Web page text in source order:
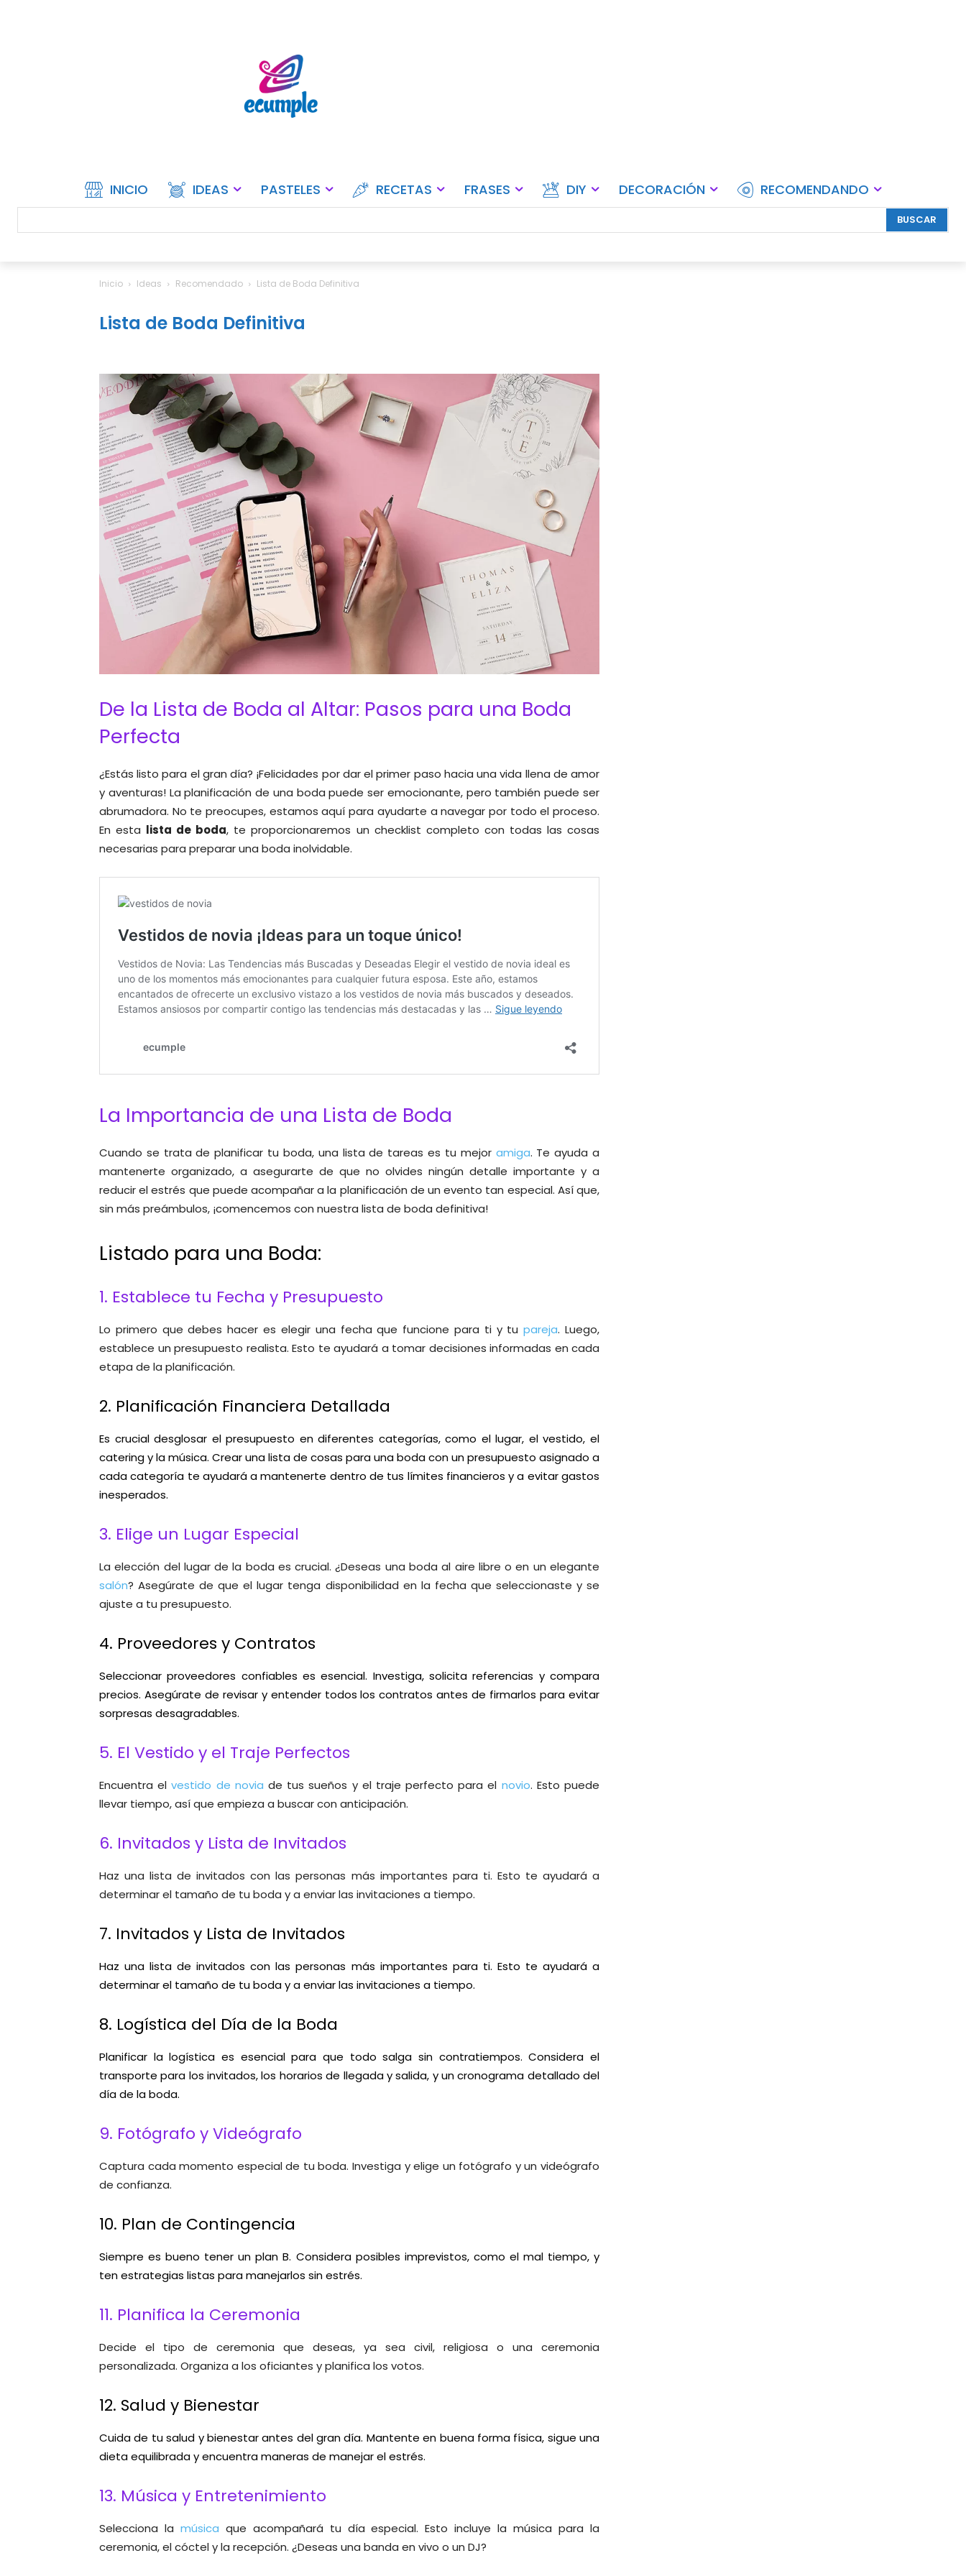
INICIO IDEAS PASTELES RECETAS FRASES DIY DECORACIÓN RECOMENDANDO
BUSCAR
Inicio Ideas Recomendado Lista de Boda Definitiva
Lista de Boda Definitiva
De la Lista de Boda al Altar: Pasos para una Boda
Perfecta
¿Estás listo para el gran día? ¡Felicidades por dar el primer paso hacia una vida llena de amor
y aventuras! La planificación de una boda puede ser emocionante, pero también puede ser
abrumadora. No te preocupes, estamos aquí para ayudarte a navegar por todo el proceso.
En esta lista de boda, te proporcionaremos un checklist completo con todas las cosas
necesarias para preparar una boda inolvidable.
La Importancia de una Lista de Boda
Cuando se trata de planificar tu boda, una lista de tareas es tu mejor amiga. Te ayuda a
mantenerte organizado, a asegurarte de que no olvides ningún detalle importante y a
reducir el estrés que puede acompañar a la planificación de un evento tan especial. Así que,
sin más preámbulos, ¡comencemos con nuestra lista de boda definitiva!
Listado para una Boda:
1. Establece tu Fecha y Presupuesto
Lo primero que debes hacer es elegir una fecha que funcione para ti y tupareja. Luego,
establece un presupuesto realista. Esto te ayudará a tomar decisiones informadas en cada
etapa de la planificación.
2. Planificación Financiera Detallada
Es crucial desglosar el presupuesto en diferentes categorías, como el lugar, el vestido, el
catering y la música. Crear una lista de cosas para una boda con un presupuesto asignado a
cada categoría te ayudará a mantenerte dentro de tus límites financieros y a evitar gastos
inesperados.
3. Elige un Lugar Especial
La elección del lugar de la boda es crucial. ¿Deseas una boda al aire libre o en un elegante
salón? Asegúrate de que el lugar tenga disponibilidad en la fecha que seleccionaste y se
ajuste a tu presupuesto.
4. Proveedores y Contratos
Seleccionar proveedores confiables es esencial. Investiga, solicita referencias y compara
precios. Asegúrate de revisar y entender todos los contratos antes de firmarlos para evitar
sorpresas desagradables.
5. El Vestido y el Traje Perfectos
Encuentra elvestido de novia de tus sueños y el traje perfecto para el novio. Esto puede
llevar tiempo, así que empieza a buscar con anticipación.
6. Invitados y Lista de Invitados
Haz una lista de invitados con las personas más importantes para ti. Esto te ayudará a
determinar el tamaño de tu boda y a enviar las invitaciones a tiempo.
7. Invitados y Lista de Invitados
Haz una lista de invitados con las personas más importantes para ti. Esto te ayudará a
determinar el tamaño de tu boda y a enviar las invitaciones a tiempo.
8. Logística del Día de la Boda
Planificar la logística es esencial para que todo salga sin contratiempos. Considera el
transporte para los invitados, los horarios de llegada y salida, y un cronograma detallado del
día de la boda.
9. Fotógrafo y Videógrafo
Captura cada momento especial de tu boda. Investiga y elige un fotógrafo y un videógrafo
de confianza.
10. Plan de Contingencia
Siempre es bueno tener un plan B. Considera posibles imprevistos, como el mal tiempo, y
ten estrategias listas para manejarlos sin estrés.
11. Planifica la Ceremonia
Decide el tipo de ceremonia que deseas, ya sea civil, religiosa o una ceremonia
personalizada. Organiza a los oficiantes y planifica los votos.
12. Salud y Bienestar
Cuida de tu salud y bienestar antes del gran día. Mantente en buena forma física, sigue una
dieta equilibrada y encuentra maneras de manejar el estrés.
13. Música y Entretenimiento
Selecciona la música que acompañará tu día especial. Esto incluye la música para la
ceremonia, el cóctel y la recepción. ¿Deseas una banda en vivo o un DJ?